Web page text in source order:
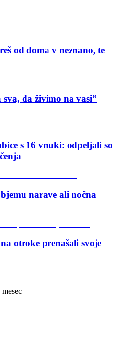
od doma v neznano, te
sva, da živimo na vasi”
s 16 vnuki: odpeljali so
narave ali nočna
otroke prenašali svoje